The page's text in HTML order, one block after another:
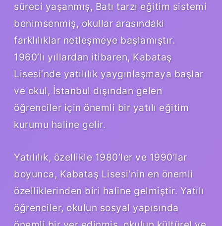
süreci yaşanmış, Batı tarzı eğitim sistemi
benimsenmiş, okullar arasındaki
farklılıklar netleşmeye başlamıştır.
1960’lı yıllardan itibaren, Kabataş
Lisesi’nde yatılılık yaygınlaşmaya başlar
ve okul, İstanbul dışından gelen
öğrenciler için önemli bir yatılı eğitim
kurumu haline gelir.
Yatılılık, özellikle 1980’ler ve 1990’lar
boyunca, Kabataş Lisesi’nin en önemli
özelliklerinden biri haline gelmiştir. Yatılı
öğrenciler, okulun sosyal yapısında